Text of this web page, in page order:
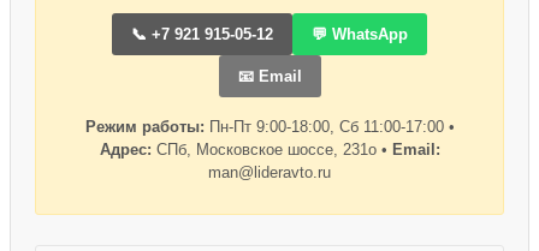
📞 +7 921 915-05-12 💬 WhatsApp
📧 Email
Режим работы: Пн-Пт 9:00-18:00, Сб 11:00-17:00 •
Адрес: СПб, Московское шоссе, 231о • Email:
man@lideravto.ru